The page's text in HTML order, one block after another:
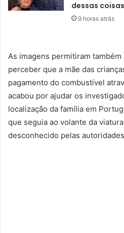
dessas
9 horas atrás
As imagens permitiram
perceber que a mãe das
pagamento do combustível
acabou por ajudar os
localização da família em
que seguia ao volante da
desconhecido pelas